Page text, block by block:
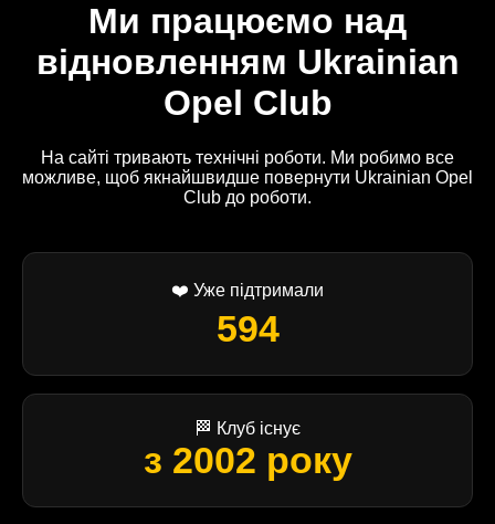
Ми працюємо над
відновленням Ukrainian
Opel Club
На сайті тривають технічні роботи. Ми робимо все
можливе, щоб якнайшвидше повернути Ukrainian Opel
Club до роботи.
❤️ Уже підтримали
594
🏁 Клуб існує
з 2002 року